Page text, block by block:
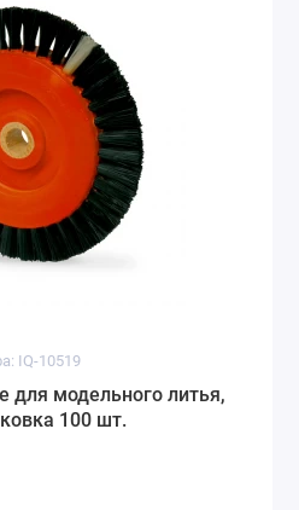
IQ-10519
для модельного литья,
100 шт.